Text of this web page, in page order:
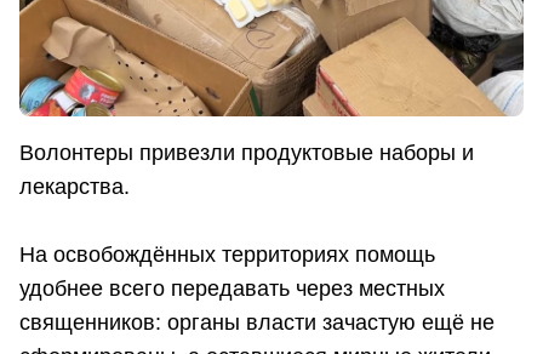
Волонтеры привезли продуктовые наборы и
лекарства.
На освобождённых территориях помощь
удобнее всего передавать через местных
священников: органы власти зачастую ещё не